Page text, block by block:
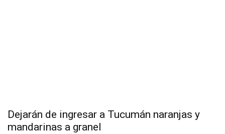
Dejarán de ingresar a Tucumán naranjas y
mandarinas a granel